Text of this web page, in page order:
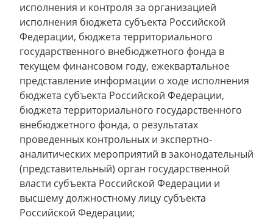
исполнения и контроля за организацией
исполнения бюджета субъекта Российской
Федерации, бюджета территориального
государственного внебюджетного фонда в
текущем финансовом году, ежеквартальное
представление информации о ходе исполнения
бюджета субъекта Российской Федерации,
бюджета территориального государственного
внебюджетного фонда, о результатах
проведенных контрольных и экспертно-
аналитических мероприятий в законодательный
(представительный) орган государственной
власти субъекта Российской Федерации и
высшему должностному лицу субъекта
Российской Федерации;